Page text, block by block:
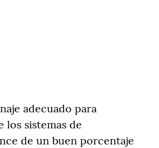
adecuado para
los sistemas de
de un buen porcentaje